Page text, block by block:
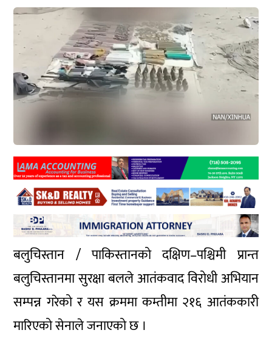
बलुचिस्तान / पाकिस्तानको दक्षिण–पश्चिमी प्रान्त
बलुचिस्तानमा सुरक्षा बलले आतंकवाद विरोधी अभियान
सम्पन्न गरेको र यस क्रममा कम्तीमा २१६ आतंककारी
मारिएको सेनाले जनाएको छ ।